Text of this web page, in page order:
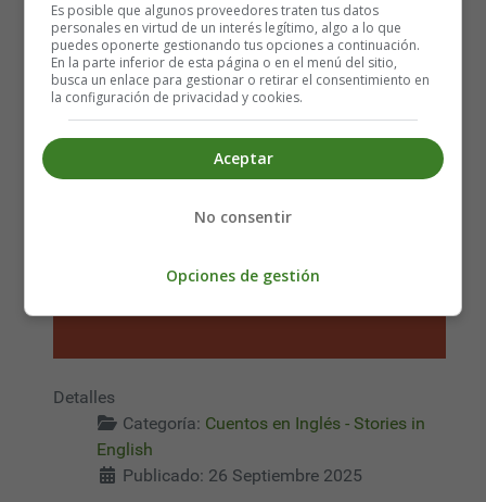
Detalles
Categoría: Cuentos en Inglés - Stories in
English
Publicado: 26 Septiembre 2025
Es posible que algunos proveedores traten tus datos
personales en virtud de un interés legítimo, algo a lo que
puedes oponerte gestionando tus opciones a continuación.
En la parte inferior de esta página o en el menú del sitio,
busca un enlace para gestionar o retirar el consentimiento en
la configuración de privacidad y cookies.
Aceptar
No consentir
Opciones de gestión